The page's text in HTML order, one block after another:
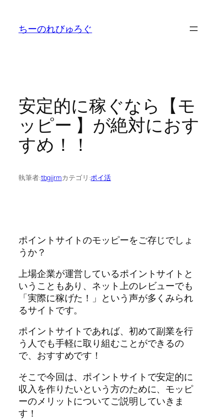
ちーのれびゅろぐ
安定的に稼ぐなら【モ
ッピー 】が絶対におす
すめ！！
執筆者:tbgjjrmカテゴリ:ポイ活
ポイントサイトのモッピーをご存じでしょ
うか？
上場企業が運営しているポイントサイトと
いうこともあり、ネット上のレビューでも
「実際に稼げた！」という声が多くみられ
るサイトです。
ポイントサイトであれば、初めて副業を行
う人でも手軽に取り組むことができるの
で、おすすめです！
そこで今回は、ポイントサイトで安定的に
収入を作りたいという方のために、モッピ
ーのメリットについてご説明していきま
す！